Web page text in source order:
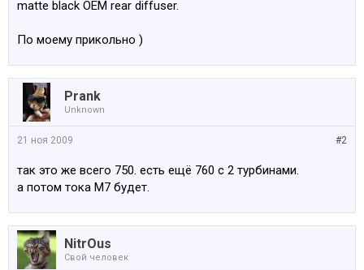
matte black OEM rear diffuser.
По моему прикольно )
Prank
Unknown
#2
21 ноя 2009
так это же всего 750. есть ещё 760 с 2 турбинами.
а потом тока М7 будет.
NitrOus
Свой человек